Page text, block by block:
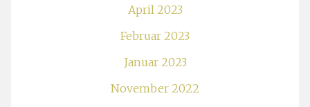
April 2023
Februar 2023
Januar 2023
November 2022